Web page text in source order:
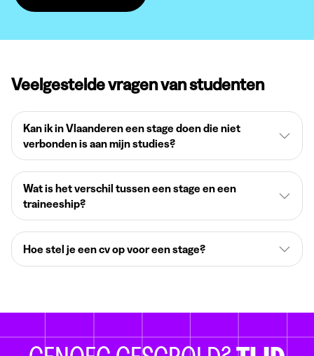
Veelgestelde vragen van studenten
Kan ik in Vlaanderen een stage doen die niet
verbonden is aan mijn studies?
Wat is het verschil tussen een stage en een
traineeship?
Hoe stel je een cv op voor een stage?